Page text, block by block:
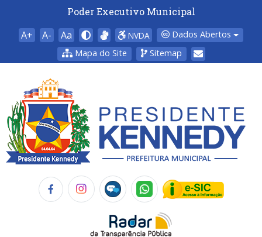
Poder Executivo Municipal
A+ A- Aa NVDA
Dados Abertos
Mapa do Site
Sitemap